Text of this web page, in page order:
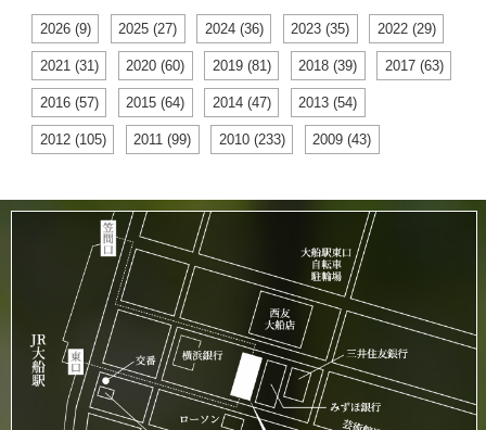
2026 (9) 2025 (27) 2024 (36) 2023 (35) 2022 (29)
2021 (31) 2020 (60) 2019 (81) 2018 (39) 2017 (63)
2016 (57) 2015 (64) 2014 (47) 2013 (54)
2012 (105) 2011 (99) 2010 (233) 2009 (43)